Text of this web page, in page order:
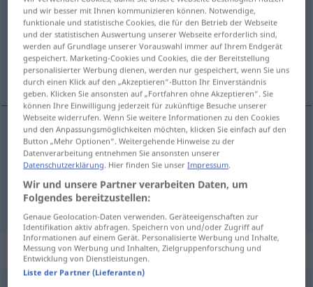
Übersicht aller Übersetzungen
(Für mehr Details die Übersetzung anklicken/antippen)
Gedicht, Dichtung
Gedichtn poema
Dichtung f poema de cierta extensión
Beispielsätze für "poema"
und wir besser mit Ihnen kommunizieren können. Notwendige,
funktionale und statistische Cookies, die für den Betrieb der Webseite
und der statistischen Auswertung unserer Webseite erforderlich sind,
werden auf Grundlage unserer Vorauswahl immer auf Ihrem Endgerät
gespeichert. Marketing-Cookies und Cookies, die der Bereitstellung
personalisierter Werbung dienen, werden nur gespeichert, wenn Sie uns
durch einen Klick auf den „Akzeptieren“-Button Ihr Einverständnis
geben. Klicken Sie ansonsten auf „Fortfahren ohne Akzeptieren“. Sie
können Ihre Einwilligung jederzeit für zukünftige Besuche unserer
Webseite widerrufen. Wenn Sie weitere Informationen zu den Cookies
und den Anpassungsmöglichkeiten möchten, klicken Sie einfach auf den
Button „Mehr Optionen“. Weitergehende Hinweise zu der
Datenverarbeitung entnehmen Sie ansonsten unserer
Datenschutzerklärung. Hier finden Sie unserImpressum.
Wir und unsere Partner verarbeiten Daten, um
Folgendes bereitzustellen:
Genaue Geolocation-Daten verwenden. Geräteeigenschaften zur
Identifikation aktiv abfragen. Speichern von und/oder Zugriff auf
Informationen auf einem Gerät. Personalisierte Werbung und Inhalte,
Messung von Werbung und Inhalten, Zielgruppenforschung und
Entwicklung von Dienstleistungen.
Liste der Partner (Lieferanten)